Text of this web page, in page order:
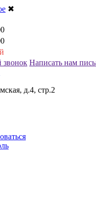
✖
звонок Написать нам
д.4, стр.2